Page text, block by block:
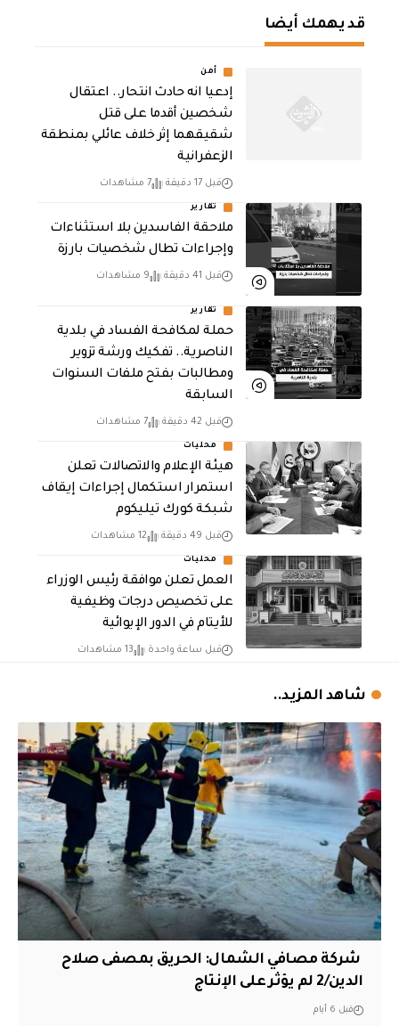
قد يهمك أيضا
أمن
إدعيا انه حادث انتحار.. اعتقال
شخصين أقدما على قتل
شقيقهما إثر خلاف عائلي بمنطقة
الزعفرانية
قبل 17 دقيقة 7 مشاهدات
تقارير
ملاحقة الفاسدين بلا استثناءات
وإجراءات تطال شخصيات بارزة
قبل 41 دقيقة 9 مشاهدات
تقارير
حملة لمكافحة الفساد في بلدية
الناصرية.. تفكيك ورشة تزوير
ومطالبات بفتح ملفات السنوات
السابقة
قبل 42 دقيقة 7 مشاهدات
محليات
هيئة الإعلام والاتصالات تعلن
استمرار استكمال إجراءات إيقاف
شبكة كورك تيليكوم
قبل 49 دقيقة 12 مشاهدات
محليات
العمل تعلن موافقة رئيس الوزراء
على تخصيص درجات وظيفية
للأيتام في الدور الإيوائية
قبل ساعة واحدة 13 مشاهدات
شاهد المزيد..
‏ شركة مصافي الشمال: الحريق بمصفى صلاح
الدين/2 لم يؤثر على الإنتاج
قبل 6 أيام